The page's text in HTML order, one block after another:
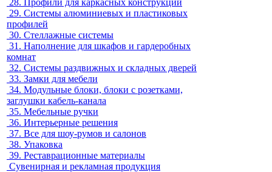
28. Профили для каркасных конструкций
29. Системы алюминиевых и пластиковых
профилей
30. Стеллажные системы
31. Наполнение для шкафов и гардеробных
комнат
32. Системы раздвижных и складных дверей
33. Замки для мебели
34. Модульные блоки, блоки с розетками,
заглушки кабель-канала
35. Мебельные ручки
36. Интерьерные решения
37. Все для шоу-румов и салонов
38. Упаковка
39. Реставрационные материалы
Сувенирная и рекламная продукция